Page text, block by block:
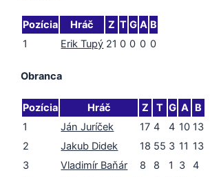
Pozícia Hráč Z T G A B
1
Erik Tupý 21 0 0 0 0
Obranca
Pozícia Hráč Z T G A B
1
Ján Juríček 17 4 4 10 13
2
Jakub Didek 18 55 3 11 13
3
Vladimír Baňár 8 8 1 3
4